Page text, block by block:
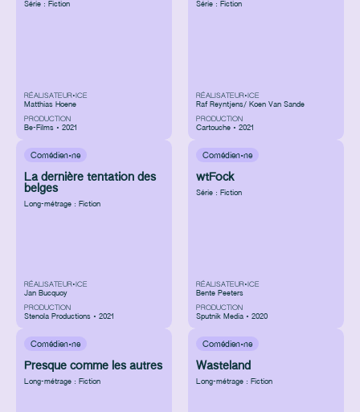
Série : Fiction
RÉALISATEUR•ICE
Matthias Hoene
PRODUCTION
Be-Films • 2021
Série : Fiction
RÉALISATEUR•ICE
Raf Reyntjens/ Koen Van Sande
PRODUCTION
Cartouche • 2021
Comédien·ne
La dernière tentation des
belges
Long-métrage : Fiction
RÉALISATEUR•ICE
Jan Bucquoy
PRODUCTION
Stenola Productions • 2021
Comédien·ne
wtFock
Série : Fiction
RÉALISATEUR•ICE
Bente Peeters
PRODUCTION
Sputnik Media • 2020
Comédien·ne
Presque comme les autres
Long-métrage : Fiction
Comédien·ne
Wasteland
Long-métrage : Fiction